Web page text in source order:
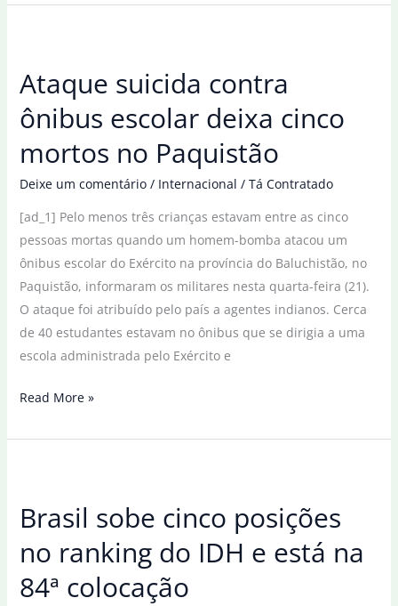
lutam
vaga
quartas
do
Feminino
Ataque suicida contra
ônibus escolar deixa cinco
mortos no Paquistão
Deixe um comentário / Internacional / Tá Contratado
[ad_1] Pelo menos três crianças estavam entre as cinco
pessoas mortas quando um homem-bomba atacou um
ônibus escolar do Exército na província do Baluchistão, no
Paquistão, informaram os militares nesta quarta-feira (21).
O ataque foi atribuído pelo país a agentes indianos. Cerca
de 40 estudantes estavam no ônibus que se dirigia a uma
escola administrada pelo Exército e
Ataque
contra
deixa
mortos
no
Read More »
Brasil sobe cinco posições
no ranking do IDH e está na
84ª colocação